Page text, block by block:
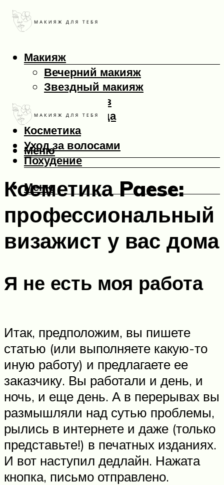
Макияж
Вечерний макияж
Звездный макияж
Макияж глаз
Макияж лица
Косметика
Уход за волосами
Похудение
Меню
Меню
Косметика Paese:
профессиональный
визажист у вас дома
Я не есть моя работа
Итак, предположим, вы пишете
статью (или выполняете какую-то
иную работу) и предлагаете ее
заказчику. Вы работали и день, и
ночь, и еще день. А в перерывах вы
размышляли над сутью проблемы,
рылись в интернете и даже (только
представьте!) в печатных изданиях.
И вот наступил дедлайн. Нажата
кнопка, письмо отправлено.